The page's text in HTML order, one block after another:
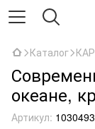
Каталог
океане,
Артикул: 1030493